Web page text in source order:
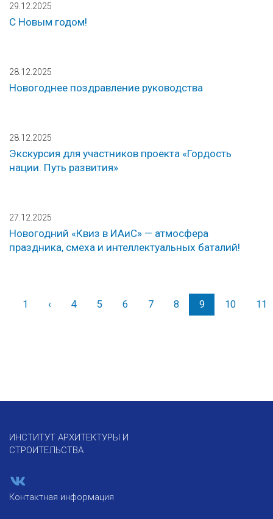
29.12.2025
С Новым годом!
28.12.2025
Новогоднее поздравление руководства
28.12.2025
Экскурсия для участников проекта «Гордость
нации. Путь развития»
27.12.2025
Новогодний «Квиз в ИАиС» — атмосфера
праздника, смеха и интеллектуальных баталий!
1 ‹Назад
4 5 6 7 8 9 10 11
ИНСТИТУТ АРХИТЕКТУРЫ И
СТРОИТЕЛЬСТВА
Контактная информация